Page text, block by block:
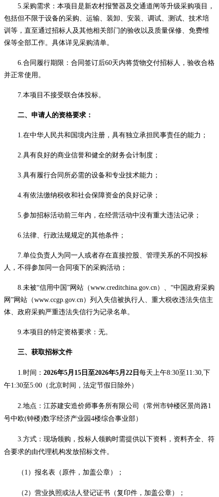
5. 采购需求：本项目是新农村报警器及交通道闸等升级采购项目，
包括但不限于设备的采购、运输、装卸、安装、调试、测试、技术培
训等，直至通过招标 人及其他相关部门的验收以及质量保修、免费维
保等全部工作。 具体详见采购清单。
6. 合同履行期限： 合同签订后60天内将货物交付招标人 ，验收合格
并正常使用。
7. 本项目 不接受联合体投标。
二、 申请人的资格要求：
1.在中华人民共和国境内注册，具有独立承担民事责任的能力；
2.具有良好的商业信誉和健全的财务会计制度；
3.具有履行合同所必需的设备和专业技术能力；
4.有依法缴纳税收和社会保障资金的良好记录；
5.参加招标活动前三年内，在经营活动中没有重大违法记录；
6.法律、行政法规规定的其他条件；
7.单位负责人为同一人或者存在直接控股、管理关系的不同投标
人，不得参加同一合同项下的采购活动；
8.未被“信用中国”网站（www.creditchina.gov.cn）、“中国政府采购
网”网站（www.ccgp.gov.cn）列入失信被执行人、重大税收违法失信主
体、政府采购严重违法失信行为记录名单。
9.本项目的特定资格要求：无。
三、获取招标文件
1.时间 ： 2026年5 月 15 日至2026年5 月 22 日 每天上午8:30至11:30,下
午1:30至5:00（北京时间，法定节假日除外）
2.地点： 江苏建安造价师事务所有限公司 （常州市钟楼区景尚路1
号中欧(钟楼)数字经济产业园4楼综合事业部）
3.方式： 现场领购，投标人领购时需提供以下资料，资料齐全、符
合要求的由代理机构发放招标文件。
（ 1）报名表（原件，加盖公章）；
（ 2）营业执照或法人登记证书（复印件，加盖公章）；